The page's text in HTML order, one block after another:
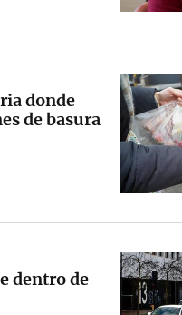
donde
de basura
dentro de